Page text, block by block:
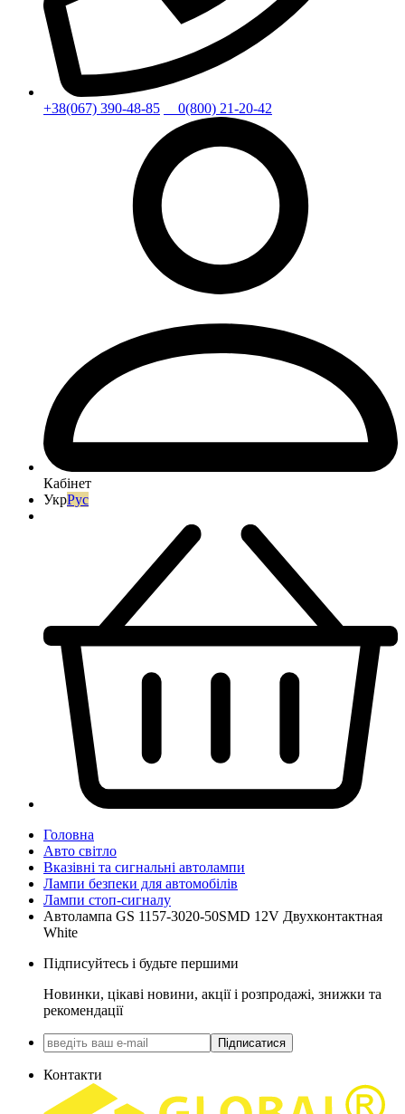
+38(067) 390-48-85 0(800) 21-20-42
Кабінет
УкрРус
Головна
Авто світло
Вказівні та сигнальні автолампи
Лампи безпеки для автомобілів
Лампи стоп-сигналу
Автолампа GS 1157-3020-50SMD 12V Двухконтактная
White
Підписуйтесь і будьте першими
Новинки, цікаві новини, акції і розпродажі, знижки та
рекомендації
Підписатися
Контакти